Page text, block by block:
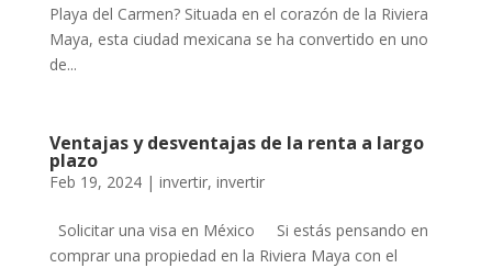
Playa del Carmen? Situada en el corazón de la Riviera
Maya, esta ciudad mexicana se ha convertido en uno
de...
Ventajas y desventajas de la renta a largo
plazo
Feb 19, 2024| invertir, invertir
Solicitar una visa en México Si estás pensando en
comprar una propiedad en la Riviera Maya con el